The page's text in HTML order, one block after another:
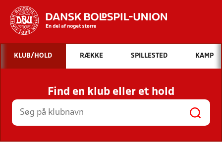
Hvad vil du søge efter?
INDHOLD OG NYHEDER
STILLINGER, RESULTATER, KLUBBER OG
HOLD
KLUB/HOLD RÆKKE SPILLESTED KAMP
Find en klub eller et hold